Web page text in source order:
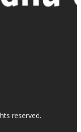
reserved.